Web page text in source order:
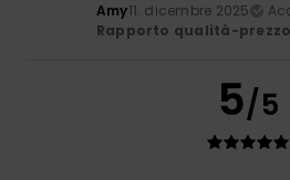
Amy11. dicembre 2025
Rapporto qualità-prezzo
5/5